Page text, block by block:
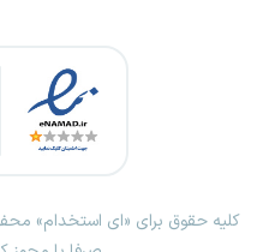
کلیه حقوق برای «ای استخدام»